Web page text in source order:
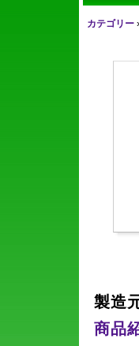
カテゴリー
製造
商品